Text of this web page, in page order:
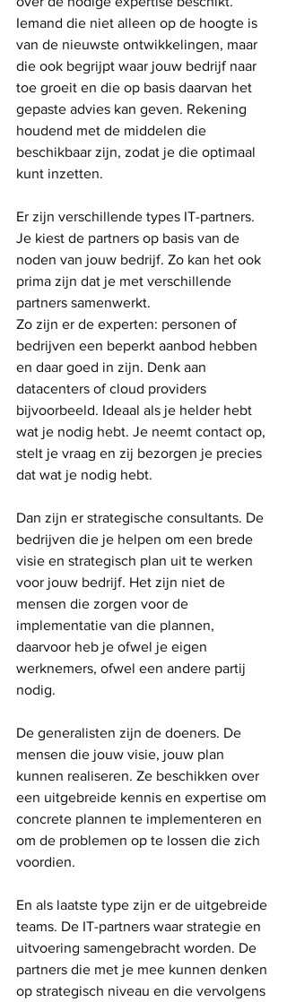
Iemand die niet alleen op de hoogte is
van de nieuwste ontwikkelingen, maar
die ook begrijpt waar jouw bedrijf naar
toe groeit en die op basis daarvan het
gepaste advies kan geven. Rekening
houdend met de middelen die
beschikbaar zijn, zodat je die optimaal
kunt inzetten.
Er zijn verschillende types IT-partners.
Je kiest de partners op basis van de
noden van jouw bedrijf. Zo kan het ook
prima zijn dat je met verschillende
partners samenwerkt.
Zo zijn er de experten: personen of
bedrijven een beperkt aanbod hebben
en daar goed in zijn. Denk aan
datacenters of cloud providers
bijvoorbeeld. Ideaal als je helder hebt
wat je nodig hebt. Je neemt contact op,
stelt je vraag en zij bezorgen je precies
dat wat je nodig hebt.
Dan zijn er strategische consultants. De
bedrijven die je helpen om een brede
visie en strategisch plan uit te werken
voor jouw bedrijf. Het zijn niet de
mensen die zorgen voor de
implementatie van die plannen,
daarvoor heb je ofwel je eigen
werknemers, ofwel een andere partij
nodig.
De generalisten zijn de doeners. De
mensen die jouw visie, jouw plan
kunnen realiseren. Ze beschikken over
een uitgebreide kennis en expertise om
concrete plannen te implementeren en
om de problemen op te lossen die zich
voordien.
En als laatste type zijn er de uitgebreide
teams. De IT-partners waar strategie en
uitvoering samengebracht worden. De
partners die met je mee kunnen denken
op strategisch niveau en die vervolgens